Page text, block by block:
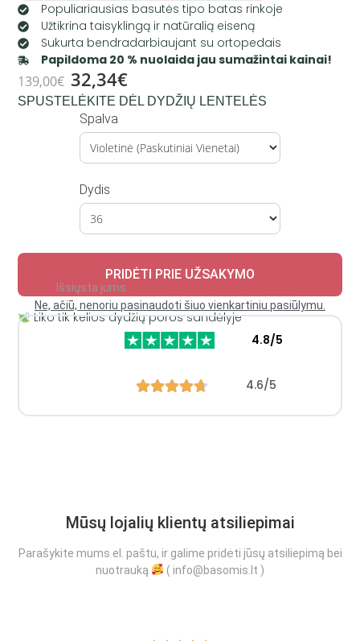
Populiariausias basutės tipo batas rinkoje
Užtikrina taisyklingą ir natūralią eiseną
Sukurta bendradarbiaujant su ortopedais
Papildoma 20 % nuolaida jau sumažintai kainai!
139,00€ 32,34€
SPUSTELĖKITE DĖL DYDŽIŲ LENTELĖS
Spalva
Dydis
PRIDĖTI PRIE UŽSAKYMO
Išsiųsta jums
Ne, ačiū, nenoriu pasinaudoti šiuo vienkartiniu pasiūlymu.
Liko tik kelios dydžių poros sandėlyje
4.8/5
4.6/5
Mūsų lojalių klientų atsiliepimai
Parašykite mums el. paštu, ir galime pridėti jūsų atsiliepimą bei
nuotrauką
( info@basomis.lt )